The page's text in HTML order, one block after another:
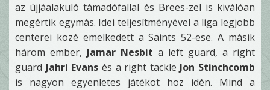
az újjáalakuló támadófallal és Brees-zel is kiválóan
megértik egymás. Idei teljesítményével a liga legjobb
centerei közé emelkedett a Saints 52-ese. A másik
három ember, Jamar Nesbit a left guard, a right
guard Jahri Evans és a right tackle Jon Stinchcomb
is nagyon egyenletes játékot hoz idén. Mind a